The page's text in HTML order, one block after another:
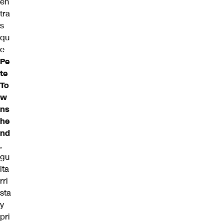
tra
s
qu
e
Pe
te
To
w
ns
he
nd
,
gu
ita
rri
sta
y
pri